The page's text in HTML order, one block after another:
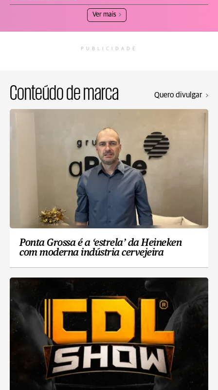
Ver mais
PUBLICIDADE
Conteúdo de marca Quero divulgar
Ponta Grossa é a ‘estrela’ da Heineken
com moderna indústria cervejeira